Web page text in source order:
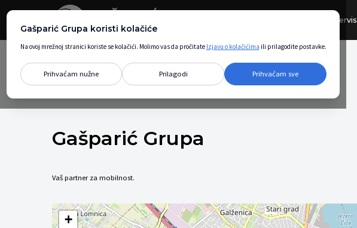
Servis
Gašparić Grupa
Vaš partner za mobilnost.
+
Gašparić Grupa koristi kolačiće
Na ovoj mrežnoj stranici koriste se kolačići. Molimo vas da pročitate Izjavu o kolačićima ili prilagodite postavke.
Prihvaćam nužne Prilagodi Prihvaćam sve